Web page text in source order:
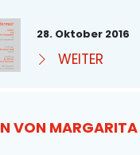
28. Oktober 2016
WEITER
VON MARGARITA